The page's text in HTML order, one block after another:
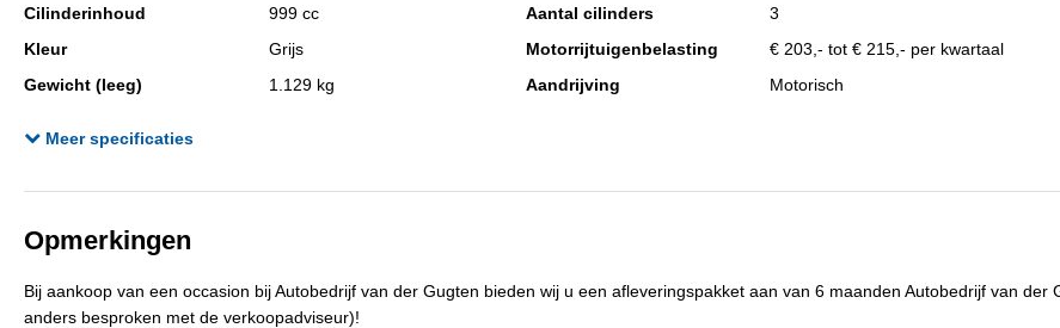
Cilinderinhoud
999 cc Aantal cilinders
3
Kleur
Grijs Motorrijtuigenbelasting
€ 203,- tot € 215,- per kwartaal
Gewicht (leeg)
1.129 kg Aandrijving
Motorisch
Gecombineerd verbruik
5,2 l/100km CO₂-emissie
119 g/km
BTW verrekenbaar
Aantal sleutels
2
Meer specificaties
Opmerkingen
Bij aankoop van een occasion bij Autobedrijf van der Gugten bieden wij u een afleveringspakket aan van 6 maanden Autobedrijf van
anders besproken met de verkoopadviseur)!